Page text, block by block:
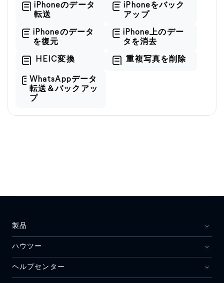
iPhoneのデータ
転送
iPhoneをバック
アップ
iPhoneのデータ
を復元
iPhone上のデー
タを消去
HEIC変換 重複写真を削除
WhatsAppデータ
転送＆バックアッ
プ
製品
ハウツー
ヘルプセンター